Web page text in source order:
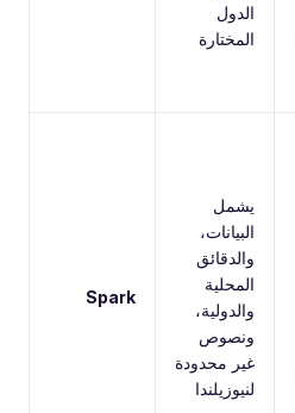
الدول
المختارة
يشمل
البيانات،
والدقائق
المحلية
والدولية،
ونصوص
غير محدودة
لنيوزيلندا
Spark